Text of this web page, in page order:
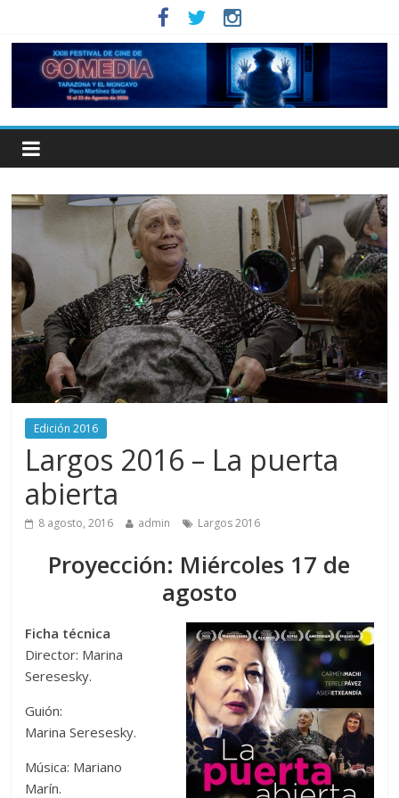
Edición 2016
Largos 2016 – La puerta
abierta
8 agosto, 2016 admin Largos 2016
Proyección: Miércoles 17 de
agosto
Ficha técnica
Director: Marina
Seresesky.
Guión:
Marina Seresesky.
Música: Mariano
Marín.